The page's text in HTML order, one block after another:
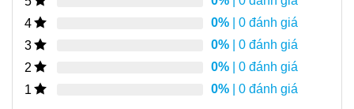
4
0% | 0 đánh giá
3
0% | 0 đánh giá
2
0% | 0 đánh giá
1
0% | 0 đánh giá